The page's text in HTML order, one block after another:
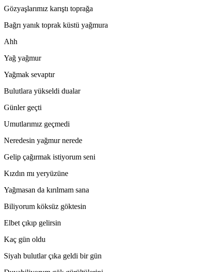
Gözyaşlarımız karıştı toprağa
Bağrı yanık toprak küstü yağmura
Ahh
Yağ yağmur
Yağmak sevaptır
Bulutlara yükseldi dualar
Günler geçti
Umutlarımız geçmedi
Neredesin yağmur nerede
Gelip çağırmak istiyorum seni
Kızdın mı yeryüzüne
Yağmasan da kırılmam sana
Biliyorum köksüz göktesin
Elbet çıkıp gelirsin
Kaç gün oldu
Siyah bulutlar çıka geldi bir gün